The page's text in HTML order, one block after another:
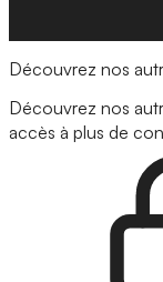
Découvrez nos
Découvrez nos
accès à plus de